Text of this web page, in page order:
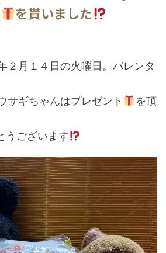
を貰いました
２月１４日の火曜日。バレンタ
サギちゃんはプレゼント
を頂
ございます